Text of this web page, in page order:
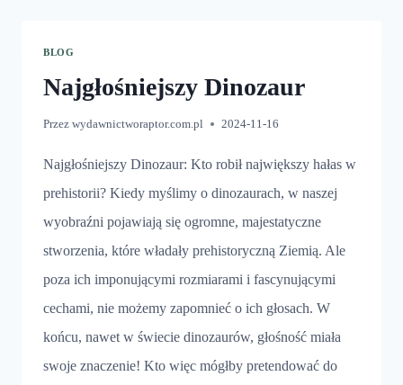
BLOG
Najgłośniejszy Dinozaur
Przez wydawnictworaptor.com.pl 2024-11-16
Najgłośniejszy Dinozaur: Kto robił największy hałas w
prehistorii? Kiedy myślimy o dinozaurach, w naszej
wyobraźni pojawiają się ogromne, majestatyczne
stworzenia, które władały prehistoryczną Ziemią. Ale
poza ich imponującymi rozmiarami i fascynującymi
cechami, nie możemy zapomnieć o ich głosach. W
końcu, nawet w świecie dinozaurów, głośność miała
swoje znaczenie! Kto więc mógłby pretendować do